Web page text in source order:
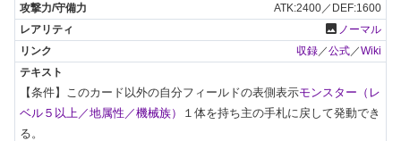
ATK:2400／DEF:1600
photo ノーマル
収録 ／公式 ／Wiki
【条件】このカード以外の自分フィールドの表側表示モンスター（レ
ベル５以上／地属性／機械族）
１体を持ち主の手札に戻して発動でき
る。